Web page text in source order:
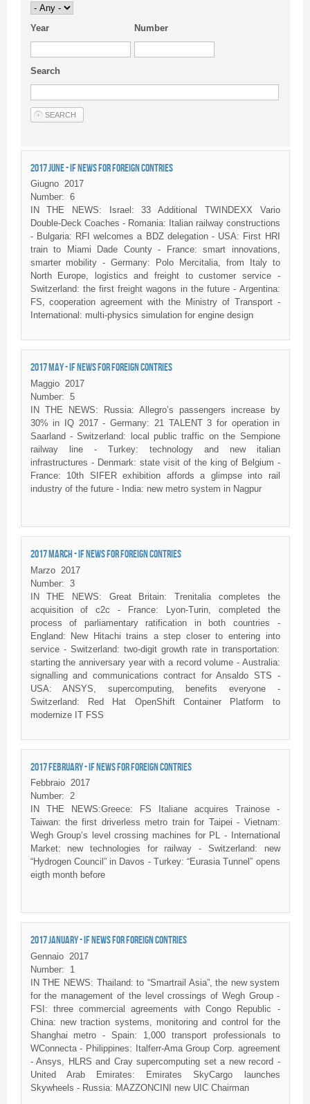
Year Number
Search
2017 JUNE - IF NEWS FOR FOREIGN CONTRIES
Giugno 2017
Number: 6
IN THE NEWS: Israel: 33 Additional TWINDEXX Vario
Double-Deck Coaches - Romania: Italian railway constructions
- Bulgaria: RFI welcomes a BDZ delegation - USA: First HRI
train to Miami Dade County - France: smart innovations,
smarter mobility - Germany: Polo Mercitalia, from Italy to
North Europe, logistics and freight to customer service -
Switzerland: the first freight wagons in the future - Argentina:
FS, cooperation agreement with the Ministry of Transport -
International: multi-physics simulation for engine design
2017 MAY - IF NEWS FOR FOREIGN CONTRIES
Maggio
2017
Number: 5
IN THE NEWS: Russia: Allegro’s passengers increase by
30% in IQ 2017 - Germany: 21 TALENT 3 for operation in
Saarland - Switzerland: local public traffic on the Sempione
railway line - Turkey: technology and new italian
infrastructures - Denmark: state visit of the king of Belgium -
France: 10th SIFER exhibition affords a glimpse into rail
industry of the future - India: new metro system in Nagpur
2017 MARCH - IF NEWS FOR FOREIGN CONTRIES
Marzo
2017
Number: 3
IN THE NEWS: Great Britain: Trenitalia completes the
acquisition of c2c - France: Lyon-Turin, completed the
process of parliamentary ratification in both countries -
England: New Hitachi trains a step closer to entering into
service - Switzerland: two-digit growth rate in transportation:
starting the anniversary year with a record volume - Australia:
signalling and communications contract for Ansaldo STS -
USA: ANSYS, supercomputing, benefits everyone -
Switzerland: Red Hat OpenShift Container Platform to
modernize IT FSS
2017 FEBRUARY - IF NEWS FOR FOREIGN CONTRIES
Febbraio 2017
Number: 2
IN THE NEWS:Greece: FS Italiane acquires Trainose -
Taiwan: the first driverless metro train for Taipei - Vietnam:
Wegh Group’s level crossing machines for PL - International
Market: new technologies for railway - Switzerland: new
“Hydrogen Council” in Davos - Turkey: “Eurasia Tunnel” opens
eigth month before
2017 JANUARY - IF NEWS FOR FOREIGN CONTRIES
Gennaio
2017
Number:
1
IN THE NEWS: Thailand: to “Smartrail Asia”, the new system
for the management of the level crossings of Wegh Group -
FSI: three commercial agreements with Congo Republic -
China: new traction systems, monitoring and control for the
Shanghai metro - Spain: 1,000 transport professionals to
WConnecta - Philippines: Italferr-Ama Group Corp. agreement
- Ansys, HLRS and Cray supercomputing set a new record -
United Arab Emirates: Emirates SkyCargo launches
Skywheels - Russia: MAZZONCINI new UIC Chairman